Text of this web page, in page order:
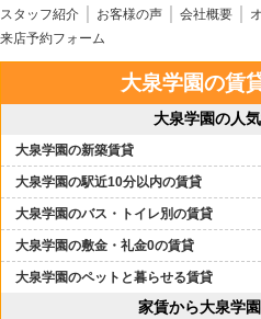
スタッフ紹介
お客様の声 会社概要
来店予約フォーム
大泉学園の賃
大泉学園の人
大泉学園の新築賃貸
大泉学園の駅近10分以内の賃貸
大泉学園のバス・トイレ別の賃貸
大泉学園の敷金・礼金0の賃貸
大泉学園のペットと暮らせる賃貸
家賃から大泉学